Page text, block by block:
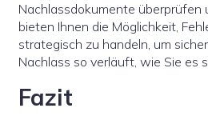
Nachlassdokumente überprüfen
bieten Ihnen die Möglichkeit,
strategisch zu handeln, um
Nachlass so verläuft, wie Sie es
Fazit